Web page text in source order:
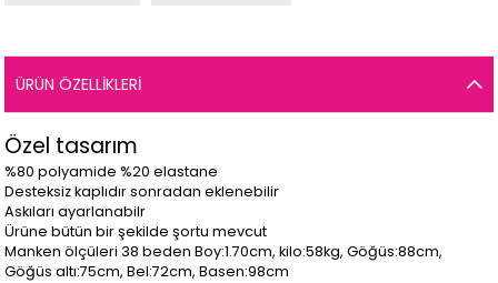
ÜRÜN ÖZELLIKLERI
Özel tasarım
%80 polyamide %20 elastane
Desteksiz kaplıdır sonradan eklenebilir
Askıları ayarlanabilr
Ürüne bütün bir şekilde şortu mevcut
Manken ölçüleri 38 beden Boy:1.70cm, kilo:58kg, Göğüs:88cm,
Göğüs altı:75cm, Bel:72cm, Basen:98cm